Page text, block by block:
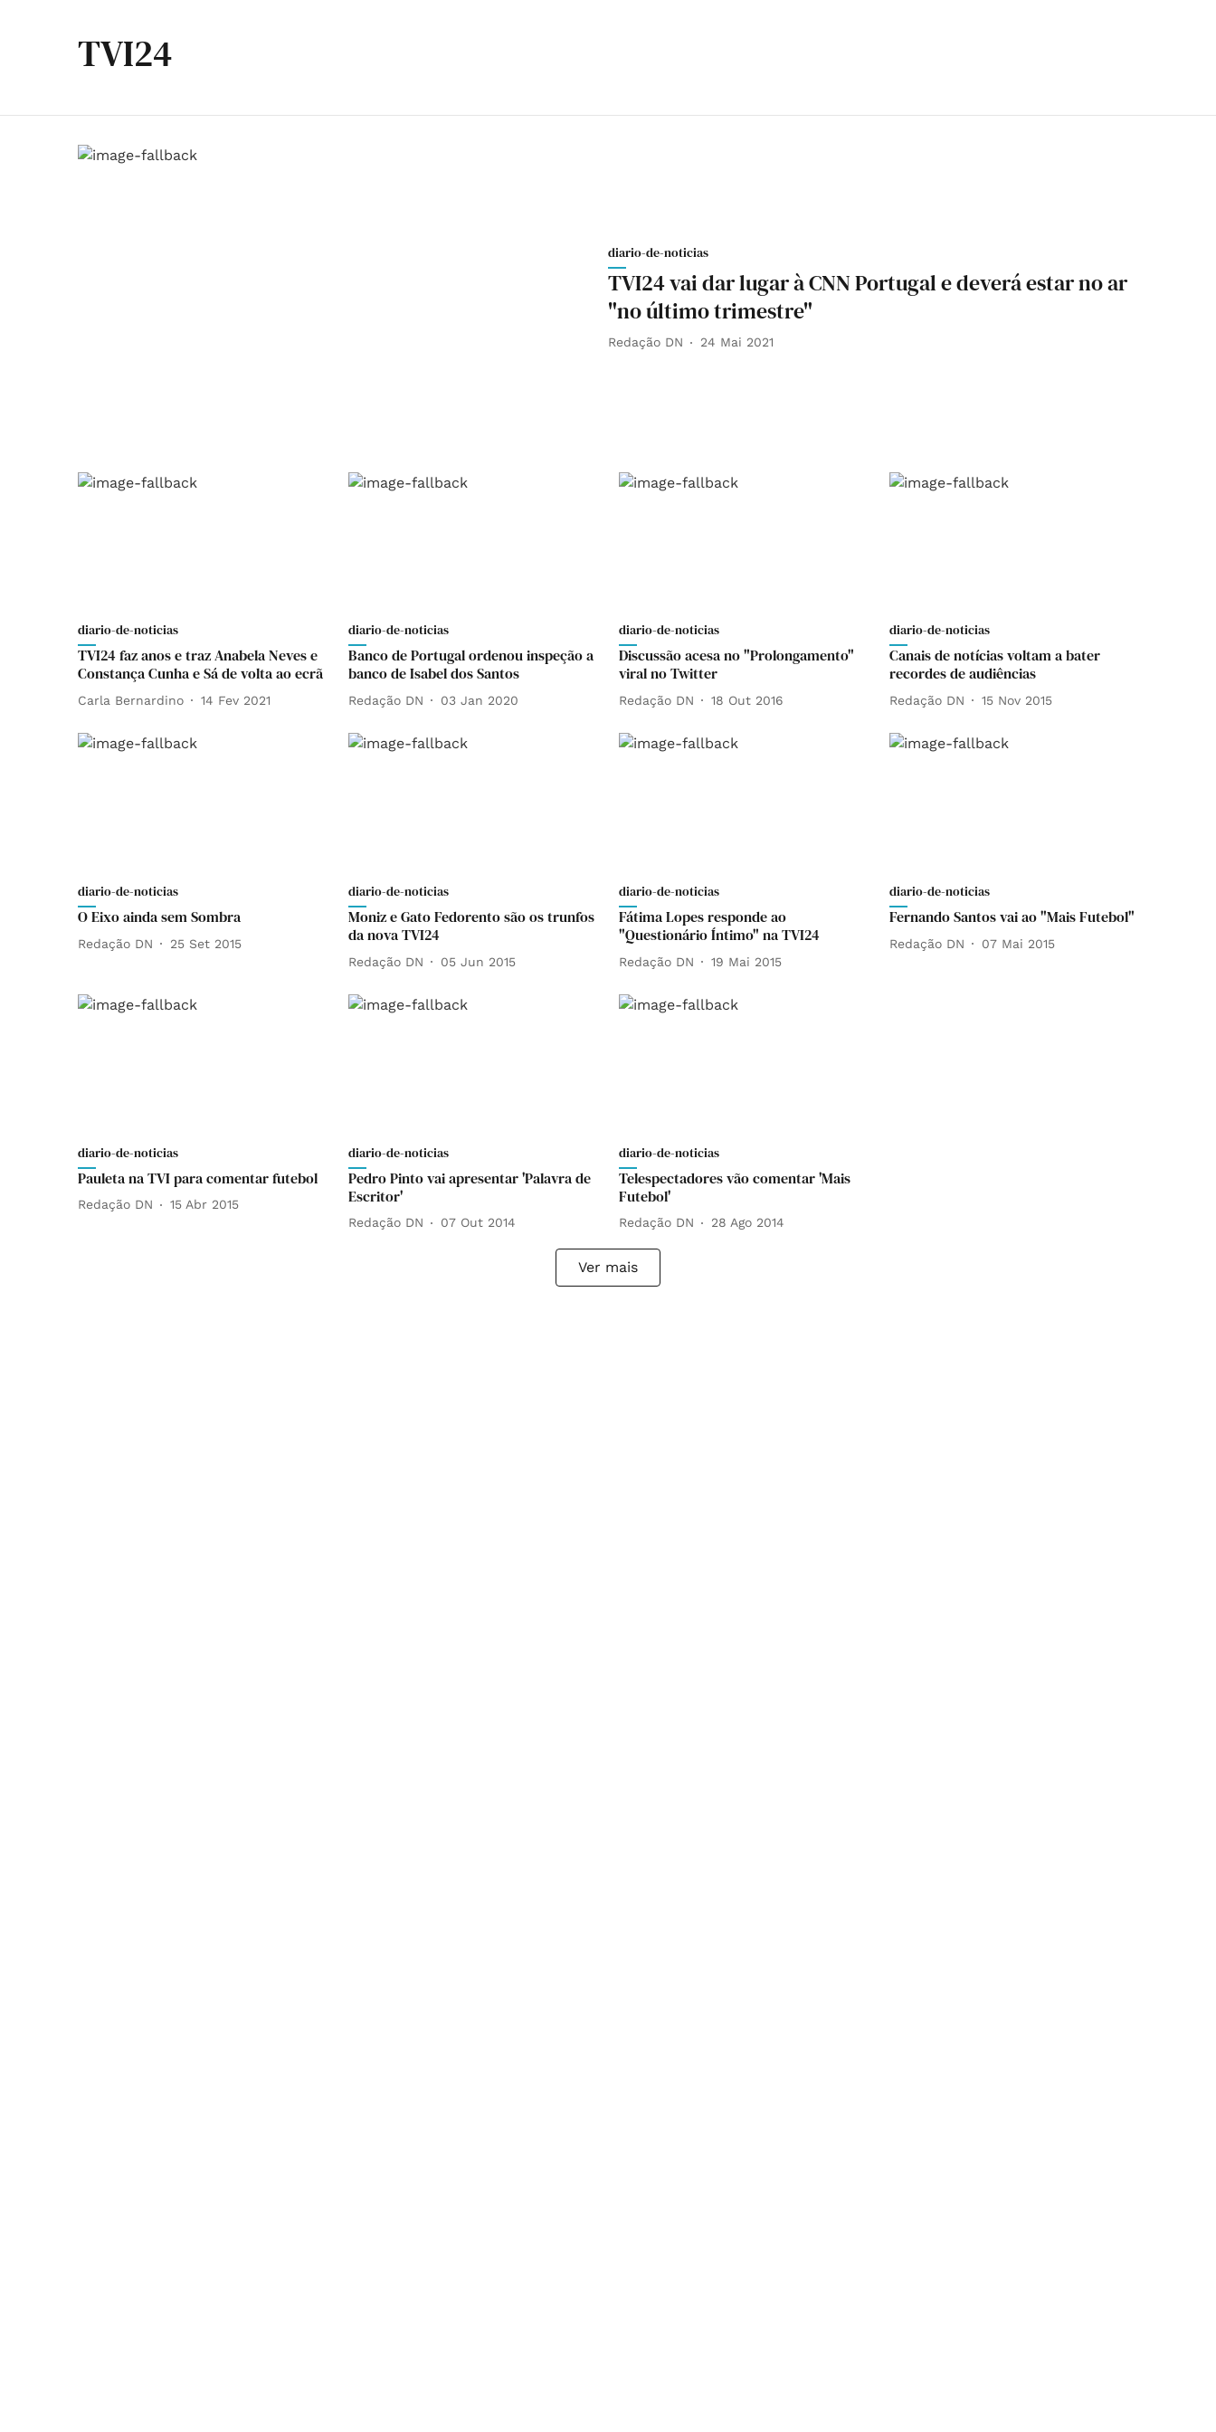
TVI24
diario-de-noticias
TVI24 vai dar lugar à CNN Portugal e deverá estar no ar
"no último trimestre"
Redação DN 24 Mai 2021
diario-de-noticias
TVI24 faz anos e traz Anabela Neves e
Constança Cunha e Sá de volta ao ecrã
Carla Bernardino 14 Fev 2021
diario-de-noticias
Banco de Portugal ordenou inspeção a
banco de Isabel dos Santos
Redação DN 03 Jan 2020
diario-de-noticias
Discussão acesa no "Prolongamento"
viral no Twitter
Redação DN 18 Out 2016
diario-de-noticias
Canais de notícias voltam a bater
recordes de audiências
Redação DN 15 Nov 2015
diario-de-noticias
O Eixo ainda sem Sombra
Redação DN 25 Set 2015
diario-de-noticias
Moniz e Gato Fedorento são os trunfos
da nova TVI24
Redação DN 05 Jun 2015
diario-de-noticias
Fátima Lopes responde ao
"Questionário Íntimo" na TVI24
Redação DN 19 Mai 2015
diario-de-noticias
Fernando Santos vai ao "Mais Futebol"
Redação DN 07 Mai 2015
diario-de-noticias
Pauleta na TVI para comentar futebol
Redação DN 15 Abr 2015
diario-de-noticias
Pedro Pinto vai apresentar 'Palavra de
Escritor'
Redação DN 07 Out 2014
diario-de-noticias
Telespectadores vão comentar 'Mais
Futebol'
Redação DN 28 Ago 2014
Ver mais